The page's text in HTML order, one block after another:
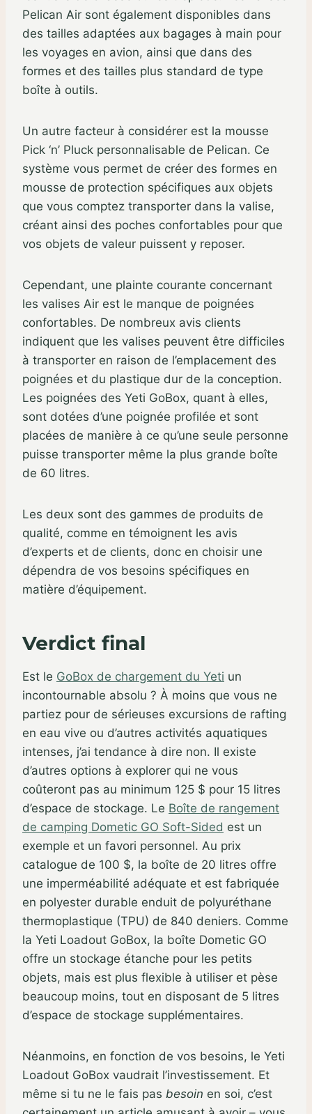
Pelican Air sont également disponibles dans
des tailles adaptées aux bagages à main pour
les voyages en avion, ainsi que dans des
formes et des tailles plus standard de type
boîte à outils.
Un autre facteur à considérer est la mousse
Pick ‘n’ Pluck personnalisable de Pelican. Ce
système vous permet de créer des formes en
mousse de protection spécifiques aux objets
que vous comptez transporter dans la valise,
créant ainsi des poches confortables pour que
vos objets de valeur puissent y reposer.
Cependant, une plainte courante concernant
les valises Air est le manque de poignées
confortables. De nombreux avis clients
indiquent que les valises peuvent être difficiles
à transporter en raison de l’emplacement des
poignées et du plastique dur de la conception.
Les poignées des Yeti GoBox, quant à elles,
sont dotées d’une poignée profilée et sont
placées de manière à ce qu’une seule personne
puisse transporter même la plus grande boîte
de 60 litres.
Les deux sont des gammes de produits de
qualité, comme en témoignent les avis
d’experts et de clients, donc en choisir une
dépendra de vos besoins spécifiques en
matière d’équipement.
Verdict final
Est le GoBox de chargement du Yeti un
incontournable absolu ? À moins que vous ne
partiez pour de sérieuses excursions de rafting
en eau vive ou d’autres activités aquatiques
intenses, j’ai tendance à dire non. Il existe
d’autres options à explorer qui ne vous
coûteront pas au minimum 125 $ pour 15 litres
d’espace de stockage. Le Boîte de rangement
de camping Dometic GO Soft-Sided est un
exemple et un favori personnel. Au prix
catalogue de 100 $, la boîte de 20 litres offre
une imperméabilité adéquate et est fabriquée
en polyester durable enduit de polyuréthane
thermoplastique (TPU) de 840 deniers. Comme
la Yeti Loadout GoBox, la boîte Dometic GO
offre un stockage étanche pour les petits
objets, mais est plus flexible à utiliser et pèse
beaucoup moins, tout en disposant de 5 litres
d’espace de stockage supplémentaires.
Néanmoins, en fonction de vos besoins, le Yeti
Loadout GoBox vaudrait l’investissement. Et
même si tu ne le fais pas besoin en soi, c’est